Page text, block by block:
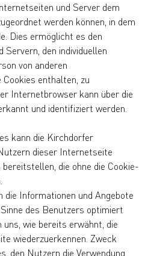
und Server dem
werden können, in dem
Dies ermöglicht es den
den individuellen
von anderen
enthalten, zu
Internetbrowser kann über die
und identifiziert werden.
kann die Kirchdorfer
dieser Internetseite
die ohne die Cookie-
die Informationen und Angebote
des Benutzers optimiert
wie bereits erwähnt, die
wiederzuerkennen. Zweck
den Nutzern die Verwendung